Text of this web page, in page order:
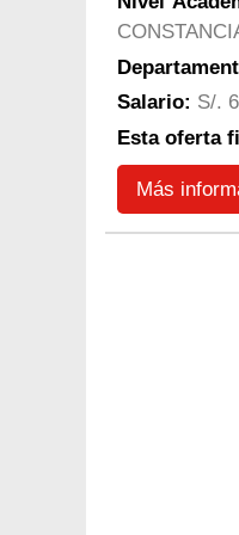
Salario: S/.
Esta oferta
Más